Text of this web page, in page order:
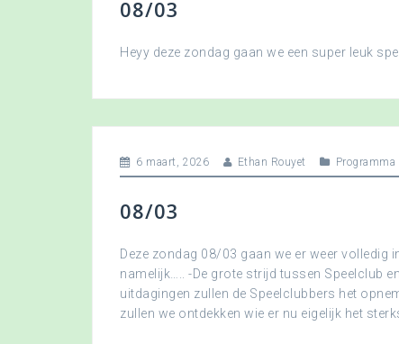
08/03
Heyy deze zondag gaan we een super leuk
6 maart, 2026 Ethan Rouyet Programma
08/03
Deze zondag 08/03 gaan we er weer volledig
namelijk….. -De grote strijd tussen Speelclub
uitdagingen zullen de Speelclubbers het
zullen we ontdekken wie er nu eigelijk het